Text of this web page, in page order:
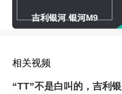
吉利银河 银河M9
相关视频
“TT”不是白叫的，吉利银